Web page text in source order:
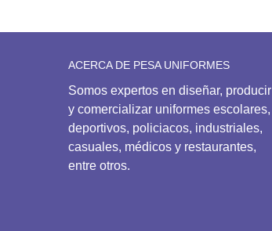
ACERCA DE PESA UNIFORMES
Somos expertos en diseñar, producir
y comercializar uniformes escolares,
deportivos, policiacos, industriales,
casuales, médicos y restaurantes,
entre otros.